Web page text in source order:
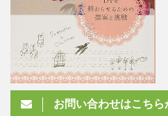
お問い合わせはこちら